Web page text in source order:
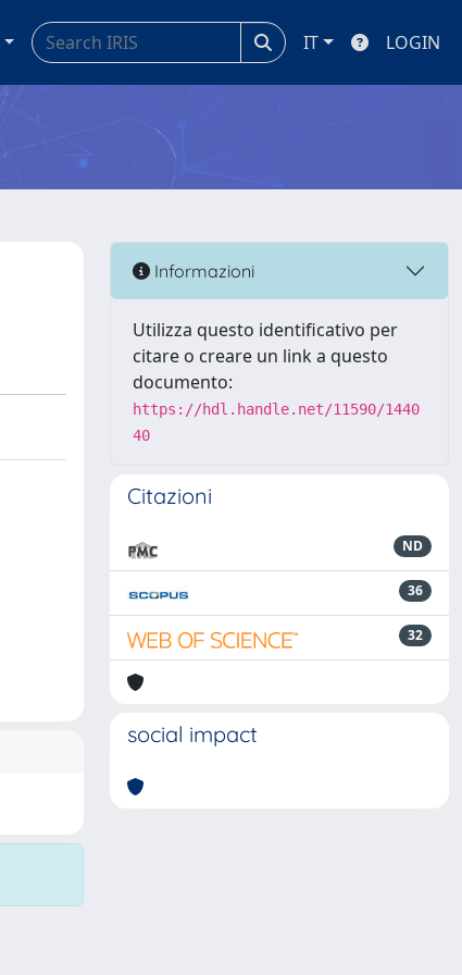
IT LOGIN
Informazioni
Utilizza questo identificativo per
citare o creare un link a questo
documento:
https://hdl.handle.net/11590/1440
40
Citazioni
ND
36
32
social impact